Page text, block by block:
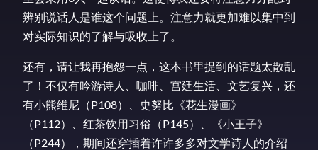
辨别说话人是谁这个问题上。注意力就更加难以集中到
对实际知识的了解与吸收上了。
还有，请让我再抱怨一点，这本书里提到的话题太散乱
了！不仅有吟游诗人、咖啡、宫廷生活、文艺复兴，还
有小熊维尼（P108）、史努比《花生漫画》
（P112）、红茶饮用习俗（P145）、《小王子》
（P244），期间还穿插着许许多多对文学诗人的介绍